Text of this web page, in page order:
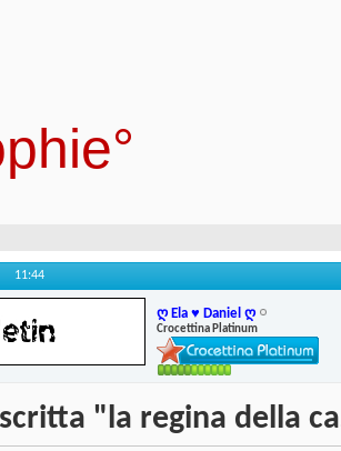
11:44
ღ Ela ♥ Daniel ღ
Crocettina Platinum
"la regina della